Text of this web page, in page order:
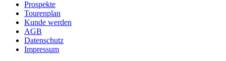
Prospekte
Tourenplan
Kunde werden
AGB
Datenschutz
Impressum